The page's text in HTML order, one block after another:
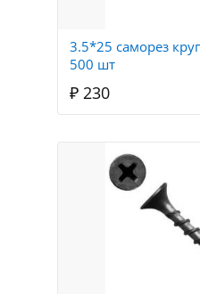
3.5*25 саморез
500 шт
₽ 230